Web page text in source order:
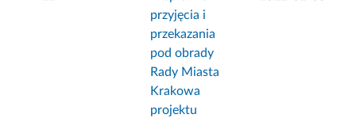
przyjęcia i
przekazania
pod obrady
Rady Miasta
Krakowa
projektu